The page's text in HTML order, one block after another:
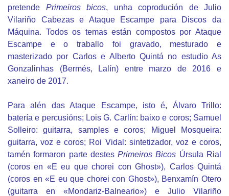
pretende Primeiros bicos, unha coprodución de Julio
Vilariño Cabezas e Ataque Escampe para Discos da
Máquina. Todos os temas están compostos por Ataque
Escampe e o traballo foi gravado, mesturado e
masterizado por Carlos e Alberto Quintá no estudio As
Gonzalinhas (Bermés, Lalín) entre marzo de 2016 e
xaneiro de 2017.
Para alén das Ataque Escampe, isto é, Álvaro Trillo:
batería e percusións; Lois G. Carlín: baixo e coros; Samuel
Solleiro: guitarra, samples e coros; Miguel Mosqueira:
guitarra, voz e coros; Roi Vidal: sintetizador, voz e coros,
tamén formaron parte destesPrimeiros Bicos Úrsula Rial
(coros en «E eu que chorei con Ghost»), Carlos Quintá
(coros en «E eu que chorei con Ghost»), Benxamín Otero
(guitarra en «Mondariz-Balneario») e Julio Vilariño